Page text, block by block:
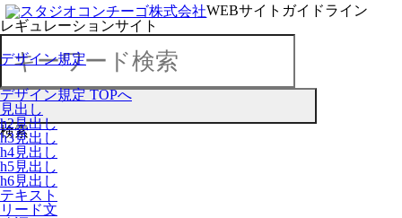
WEBサイトガイドライン
レギュレーションサイト
検索
デザイン規定
デザイン規定 TOPへ
見出し
h2見出し
h3見出し
h4見出し
h5見出し
h6見出し
テキスト
リード文